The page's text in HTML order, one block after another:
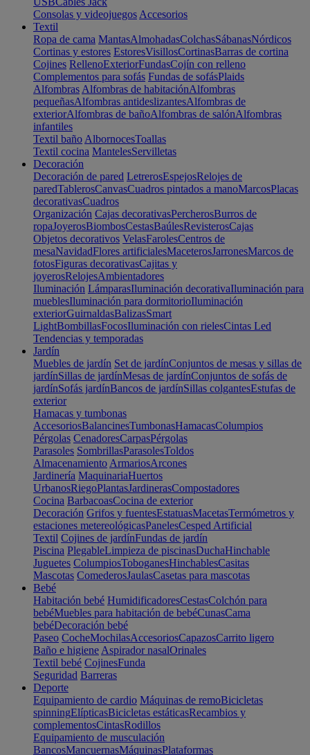
Consolas y videojuegos Accesorios
Textil
Ropa de cama MantasAlmohadasColchasSábanasNórdicos
Cortinas y estores EstoresVisillosCortinasBarras de cortina
Cojines RellenoExteriorFundasCojín con relleno
Complementos para sofás Fundas de sofásPlaids
Alfombras Alfombras de habitaciónAlfombras
pequeñasAlfombras antideslizantesAlfombras de
exteriorAlfombras de bañoAlfombras de salónAlfombras
infantiles
Textil baño AlbornocesToallas
Textil cocina MantelesServilletas
Decoración
Decoración de pared LetrerosEspejosRelojes de
paredTablerosCanvasCuadros pintados a manoMarcosPlacas
decorativasCuadros
Organización Cajas decorativasPercherosBurros de
ropaJoyerosBiombosCestasBaúlesRevisterosCajas
Objetos decorativos VelasFarolesCentros de
mesaNavidadFlores artificialesMaceterosJarronesMarcos de
fotosFiguras decorativasCajitas y
joyerosRelojesAmbientadores
Iluminación LámparasIluminación decorativaIluminación para
mueblesIluminación para dormitorioIluminación
exteriorGuirnaldasBalizasSmart
LightBombillasFocosIluminación con rielesCintas Led
Tendencias y temporadas
Jardín
Muebles de jardín Set de jardínConjuntos de mesas y sillas de
jardínSillas de jardínMesas de jardínConjuntos de sofás de
jardínSofás jardínBancos de jardínSillas colgantesEstufas de
exterior
Hamacas y tumbonas
AccesoriosBalancinesTumbonasHamacasColumpios
Pérgolas CenadoresCarpasPérgolas
Parasoles SombrillasParasolesToldos
Almacenamiento ArmariosArcones
Jardinería MaquinariaHuertos
UrbanosRiegoPlantasJardinerasCompostadores
Cocina BarbacoasCocina de exterior
Decoración Grifos y fuentesEstatuasMacetasTermómetros y
estaciones metereológicasPanelesCesped Artificial
Textil Cojines de jardínFundas de jardín
Piscina PlegableLimpieza de piscinasDuchaHinchable
Juguetes ColumpiosToboganesHinchablesCasitas
Mascotas ComederosJaulasCasetas para mascotas
Bebé
Habitación bebé HumidificadoresCestasColchón para
bebéMuebles para habitación de bebéCunasCama
bebéDecoración bebé
Paseo CocheMochilasAccesoriosCapazosCarrito ligero
Baño e higiene Aspirador nasalOrinales
Textil bebé CojinesFunda
Seguridad Barreras
Deporte
Equipamiento de cardio Máquinas de remoBicicletas
spinningElípticasBicicletas estáticasRecambios y
complementosCintasRodillos
Equipamiento de musculación
BancosMancuernasMáquinasPlataformas